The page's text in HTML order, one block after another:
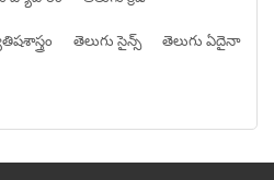
తెలుగు సైన్స్
తెలుగు ఏదైనా